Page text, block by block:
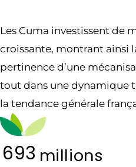
Les Cuma investissent de
croissante, montrant ainsi
pertinence d’une
tout dans une dynamique
la tendance générale
693 millions